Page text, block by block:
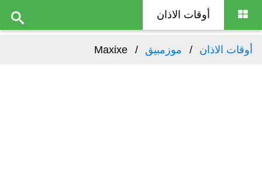
أوقات الاذان
أوقات الاذان موزمبيق Maxixe